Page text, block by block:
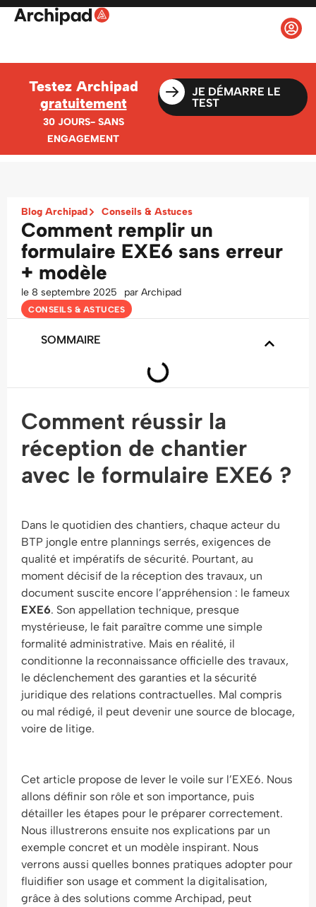
Testez Archipad
gratuitement
30 JOURS- SANS
ENGAGEMENT
JE DÉMARRE LE
TEST
Blog Archipad Conseils & Astuces
Comment remplir un
formulaire EXE6 sans erreur
+ modèle
le 8 septembre 2025 par Archipad
CONSEILS & ASTUCES
SOMMAIRE
Comment réussir la
réception de chantier
avec le formulaire EXE6 ?
Dans le quotidien des chantiers, chaque acteur du
BTP jongle entre plannings serrés, exigences de
qualité et impératifs de sécurité. Pourtant, au
moment décisif de la réception des travaux, un
document suscite encore l’appréhension : le fameux
EXE6. Son appellation technique, presque
mystérieuse, le fait paraître comme une simple
formalité administrative. Mais en réalité, il
conditionne la reconnaissance officielle des travaux,
le déclenchement des garanties et la sécurité
juridique des relations contractuelles. Mal compris
ou mal rédigé, il peut devenir une source de blocage,
voire de litige.
Cet article propose de lever le voile sur l’EXE6. Nous
allons définir son rôle et son importance, puis
détailler les étapes pour le préparer correctement.
Nous illustrerons ensuite nos explications par un
exemple concret et un modèle inspirant. Nous
verrons aussi quelles bonnes pratiques adopter pour
fluidifier son usage et comment la digitalisation,
grâce à des solutions comme Archipad, peut